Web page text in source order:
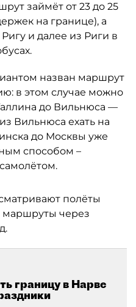
займёт от 23 до 25
на границе), а
и далее из Риги в
назван маршрут
в этом случае можно
до Вильнюса —
Вильнюса ехать на
до Москвы уже
способом –
полёты
маршруты через
границу в Нарве